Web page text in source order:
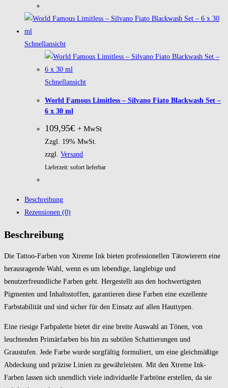
Schnellansicht
Schnellansicht
World Famous Limitless – Silvano Fiato Blackwash Set –
6 x 30 ml
109,95€ + MwSt
Zzgl. 19% MwSt.
zzgl. Versand
Lieferzeit: sofort lieferbar
Beschreibung
Rezensionen (0)
Beschreibung
Die Tattoo-Farben von Xtreme Ink bieten professionellen Tätowierern eine
herausragende Wahl, wenn es um lebendige, langlebige und
benutzerfreundliche Farben geht. Hergestellt aus den hochwertigsten
Pigmenten und Inhaltsstoffen, garantieren diese Farben eine exzellente
Farbstabilität und sind sicher für den Einsatz auf allen Hauttypen.
Eine riesige Farbpalette bietet dir eine breite Auswahl an Tönen, von
leuchtenden Primärfarben bis hin zu subtilen Schattierungen und
Graustufen. Jede Farbe wurde sorgfältig formuliert, um eine gleichmäßige
Abdeckung und präzise Linien zu gewährleisten. Mit den Xtreme Ink-
Farben lassen sich unendlich viele individuelle Farbtöne erstellen, da sie